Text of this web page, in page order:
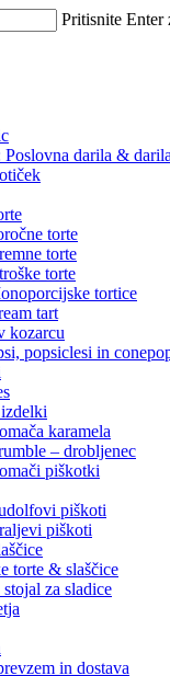
Pritisnite Enter
Poslovna darila &
torte
torte
torte
tortice
tart
kozarcu
popsiclesi in
karamela
– drobljenec
piškotki
piškoti
piškoti
torte & slaščice
za sladice
in dostava